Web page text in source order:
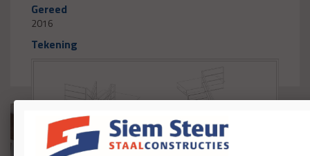
Gereed
2016
Tekening